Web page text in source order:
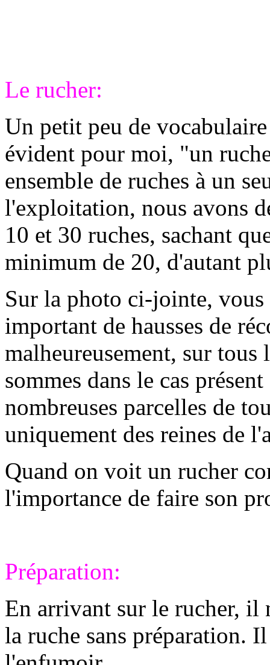
Le rucher:
Un petit peu de
évident pour moi, "un
ensemble de ruches à un
l'exploitation, nous avons
10 et 30 ruches, sachant
minimum de 20, d'autant
Sur la photo ci-jointe,
important de hausses de
malheureusement, sur tous
sommes dans le cas
nombreuses parcelles de
uniquement des reines de
Quand on voit un rucher
l'importance de faire son
Préparation:
En arrivant sur le rucher, il
la ruche sans préparation.